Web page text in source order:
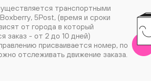
транспортными
5Post, (время и сроки
от города в который
заказ - от 2 до 10 дней)
присваивается номер, по
отслеживать движение заказа.